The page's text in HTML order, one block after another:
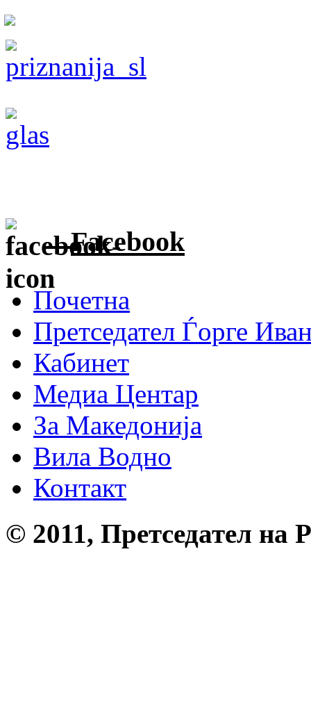
Facebook
Почетна
Претседател Ѓорге
Кабинет
Медиа Центар
За Македонија
Вила Водно
Контакт
© 2011, Претседател на